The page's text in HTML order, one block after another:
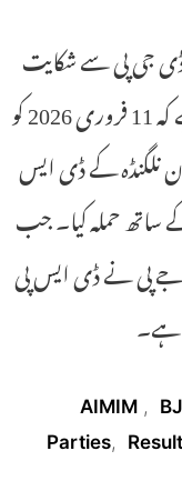
کے ڈی جی پی سے شکایت
درج کرائی ہے جس میں الزام لگایا گیا ہے کہ 11 فروری 2026 کو
نلگنڈہ کے ڈی ایس
ساتھ حملہ کیا۔ جب
پی نے ڈی ایس پی
ہے۔
AIMIM ,
Parties,